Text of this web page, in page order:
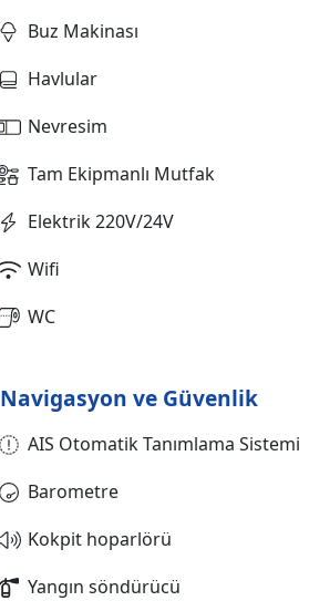
Buz Makinası
Havlular
Nevresim
Tam Ekipmanlı Mutfak
Elektrik 220V/24V
Wifi
WC
Navigasyon ve Güvenlik
AIS Otomatik Tanımlama Sistemi
Barometre
Kokpit hoparlörü
Yangın söndürücü